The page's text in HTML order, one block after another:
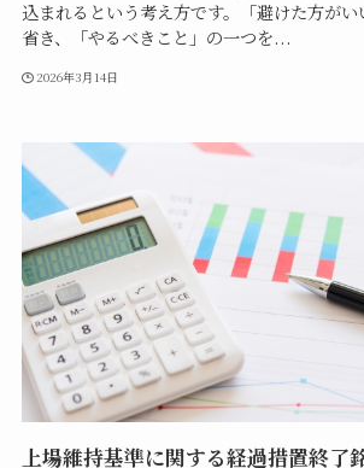
込まれるという考え方です。「避けた方が
省き、「やるべきこと」の一つを...
2026年3月14日
上場維持基準に関する経過措置終了